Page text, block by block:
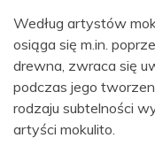
Według artystów
osiąga się m.in.
drewna, zwraca się
podczas jego
rodzaju subtelności
artyści mokulito.